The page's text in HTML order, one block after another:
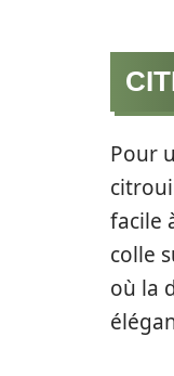
Pour
facile
colle
où la